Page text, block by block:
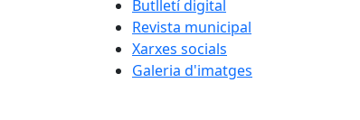
Butlletí digital
Revista municipal
Xarxes socials
Galeria d'imatges